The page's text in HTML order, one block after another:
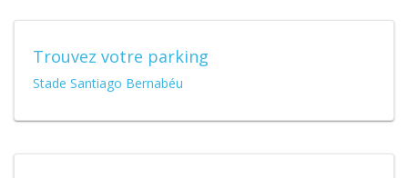
Trouvez votre parking
Stade Santiago Bernabéu